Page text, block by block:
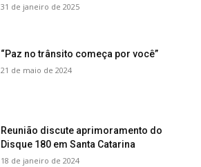
31 de janeiro de 2025
“Paz no trânsito começa por você”
21 de maio de 2024
Reunião discute aprimoramento do
Disque 180 em Santa Catarina
18 de janeiro de 2024